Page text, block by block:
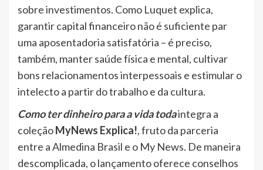
sobre investimentos. Como Luquet explica,
garantir capital financeiro não é suficiente par
uma aposentadoria satisfatória – é preciso,
também, manter saúde física e mental, cultivar
bons relacionamentos interpessoais e estimular o
intelecto a partir do trabalho e da cultura.
Como ter dinheiro para a vida todaintegra a
coleçãoMyNews Explica!, fruto da parceria
entre a Almedina Brasil e o My News. De maneira
descomplicada, o lançamentooferece conselhos